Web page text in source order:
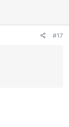
#17